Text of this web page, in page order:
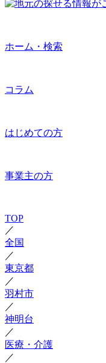
ホーム・検索
コラム
はじめての方
事業主の方
TOP
／
全国
／
東京都
／
羽村市
／
神明台
／
医療・介護
／